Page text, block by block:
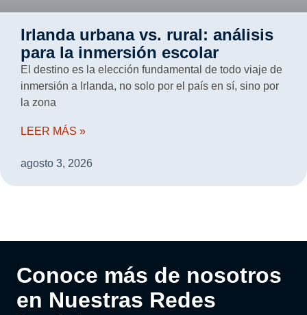
Irlanda urbana vs. rural: análisis
para la inmersión escolar
El destino es la elección fundamental de todo viaje de
inmersión a Irlanda, no solo por el país en sí, sino por
la zona
LEER MÁS »
agosto 3, 2026
Conoce más de nosotros
en Nuestras Redes